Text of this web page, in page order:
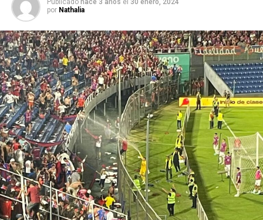
Publicado hace 3 años el 30 enero, 2024
por Nathalia